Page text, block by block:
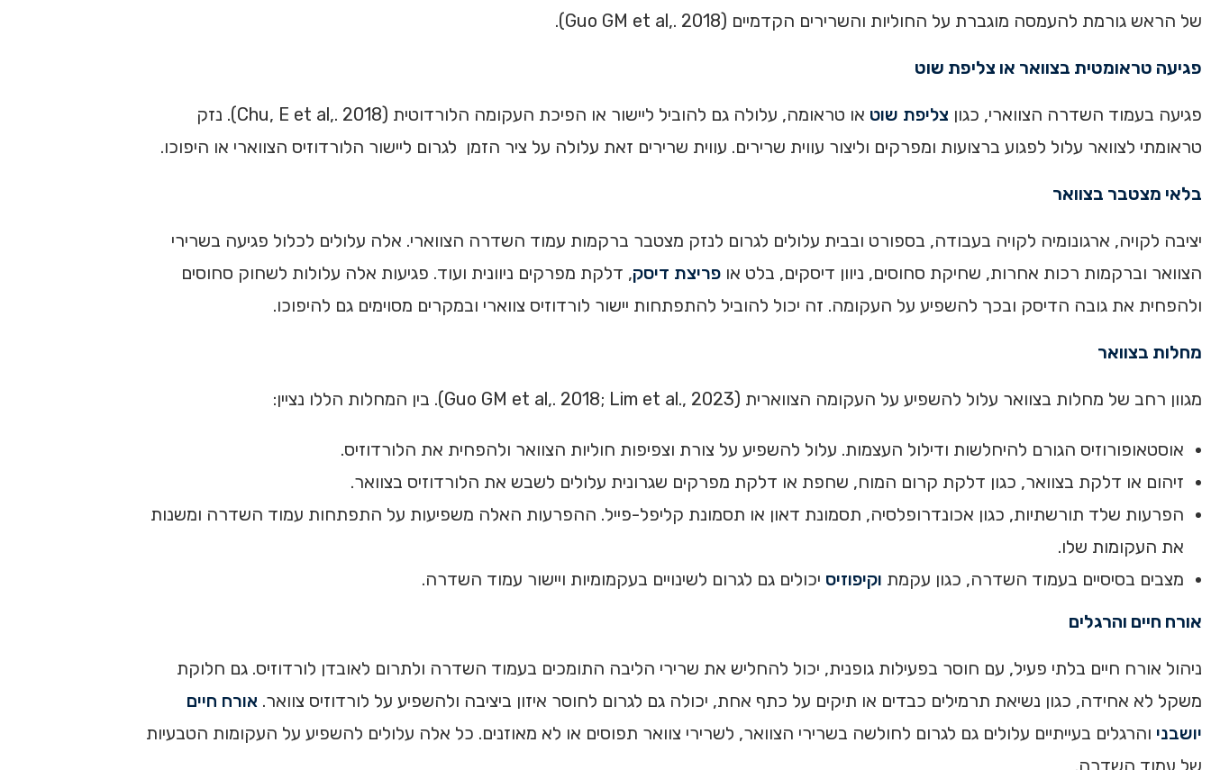
של הראש גורמת להעמסה מוגברת על החוליות והשרירים הקדמיים (Guo GM et al,. 2018).
פגיעה טראומטית בצוואר או צליפת שוט
פגיעה בעמוד השדרה הצווארי, כגון צליפת שוט
או טראומה, עלולה גם להוביל ליישור או הפיכת העקומה הלורדוטית (Chu, E et al,. 2018). נזק
טראומתי לצוואר עלול לפגוע ברצועות ומפרקים וליצור עווית שרירים. עווית שרירים זאת עלולה על ציר הזמן לגרום ליישור הלורדוזיס הצווארי או היפוכו.
בלאי מצטבר בצוואר
יציבה לקויה, ארגונומיה לקויה בעבודה, בספורט ובבית עלולים לגרום לנזק מצטבר ברקמות עמוד השדרה הצווארי. אלה עלולים לכלול פגיעה בשרירי
הצוואר וברקמות רכות אחרות, שחיקת סחוסים, ניוון דיסקים, בלט או פריצת דיסק, דלקת מפרקים ניוונית ועוד. פגיעות אלה עלולות לשחוק סחוסים
ולהפחית את גובה הדיסק ובכך להשפיע על העקומה. זה יכול להוביל להתפתחות יישור לורדוזיס צווארי ובמקרים מסוימים גם להיפוכו.
מחלות בצוואר
מגוון רחב של מחלות בצוואר עלול להשפיע על העקומה הצווארית (Guo GM et al,. 2018; Lim et al., 2023). בין המחלות הללו נציין:
אוסטאופורוזיס הגורם להיחלשות ודילול העצמות. עלול להשפיע על צורת וצפיפות חוליות הצוואר ולהפחית את הלורדוזיס.
זיהום או דלקת בצוואר, כגון דלקת קרום המוח, שחפת או דלקת מפרקים שגרונית עלולים לשבש את הלורדוזיס בצוואר.
הפרעות שלד תורשתיות, כגון אכונדרופלסיה, תסמונת דאון או תסמונת קליפל-פייל. ההפרעות האלה משפיעות על התפתחות עמוד השדרה ומשנות
את העקומות שלו.
מצבים בסיסיים בעמוד השדרה, כגון עקמת וקיפוזיס יכולים גם לגרום לשינויים בעקמומיות ויישור עמוד השדרה.
אורח חיים והרגלים
ניהול אורח חיים בלתי פעיל, עם חוסר בפעילות גופנית, יכול להחליש את שרירי הליבה התומכים בעמוד השדרה ולתרום לאובדן לורדוזיס. גם חלוקת
משקל לא אחידה, כגון נשיאת תרמילים כבדים או תיקים על כתף אחת, יכולה גם לגרום לחוסר איזון ביציבה ולהשפיע על לורדוזיס צוואר. אורח חיים
יושבני והרגלים בעייתיים עלולים גם לגרום לחולשה בשרירי הצוואר, לשרירי צוואר תפוסים או לא מאוזנים. כל אלה עלולים להשפיע על העקומות הטבעיות
של עמוד השדרה.